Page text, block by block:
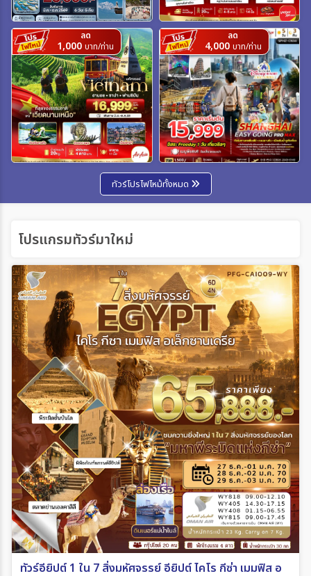
ลด
1,000 บาท/ท่าน
ลด
4,000 บาท/ท่าน
ทัวร์โปรไฟไหม้ทั้งหมด
โปรแกรมทัวร์มาใหม่
ทัวร์อียิปต์ 1 ใน 7 สิ่งมหัศจรรย์ อียิปต์ ไคโร กีซ่า เมมฟิส อ